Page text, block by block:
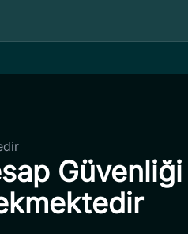
Güvenliği